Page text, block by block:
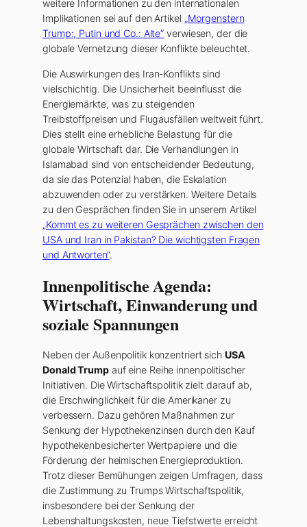
weitere Informationen zu den internationalen
Implikationen sei auf den Artikel „Morgenstern
Trump:, Putin und Co.: Alte“ verwiesen, der die
globale Vernetzung dieser Konflikte beleuchtet.
Die Auswirkungen des Iran-Konflikts sind
vielschichtig. Die Unsicherheit beeinflusst die
Energiemärkte, was zu steigenden
Treibstoffpreisen und Flugausfällen weltweit führt.
Dies stellt eine erhebliche Belastung für die
globale Wirtschaft dar. Die Verhandlungen in
Islamabad sind von entscheidender Bedeutung,
da sie das Potenzial haben, die Eskalation
abzuwenden oder zu verstärken. Weitere Details
zu den Gesprächen finden Sie in unserem Artikel
„Kommt es zu weiteren Gesprächen zwischen den
USA und Iran in Pakistan? Die wichtigsten Fragen
und Antworten“.
Innenpolitische Agenda:
Wirtschaft, Einwanderung und
soziale Spannungen
Neben der Außenpolitik konzentriert sich USA
Donald Trumpauf eine Reihe innenpolitischer
Initiativen. Die Wirtschaftspolitik zielt darauf ab,
die Erschwinglichkeit für die Amerikaner zu
verbessern. Dazu gehören Maßnahmen zur
Senkung der Hypothekenzinsen durch den Kauf
hypothekenbesicherter Wertpapiere und die
Förderung der heimischen Energieproduktion.
Trotz dieser Bemühungen zeigen Umfragen, dass
die Zustimmung zu Trumps Wirtschaftspolitik,
insbesondere bei der Senkung der
Lebenshaltungskosten, neue Tiefstwerte erreicht